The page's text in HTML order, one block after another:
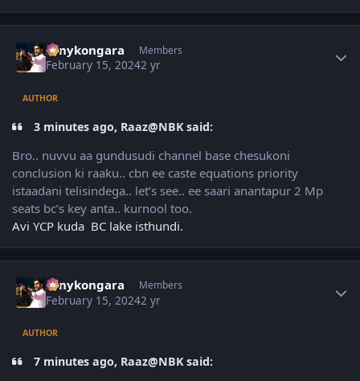
sonykongara Members
February 15, 20242 yr
AUTHOR
3 minutes ago, Raaz@NBK said:
Bro.. nuvvu aa gundusudi channel base chesukoni
conclusion ki raaku.. cbn ee caste equations priority
istaadani telisindega.. let’s see.. ee saari anantapur 2 Mp
seats bc’s key anta.. kurnool too.
Avi YCP kuda BC lake isthundi.
sonykongara Members
February 15, 20242 yr
AUTHOR
7 minutes ago, Raaz@NBK said: